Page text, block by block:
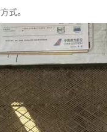
式。